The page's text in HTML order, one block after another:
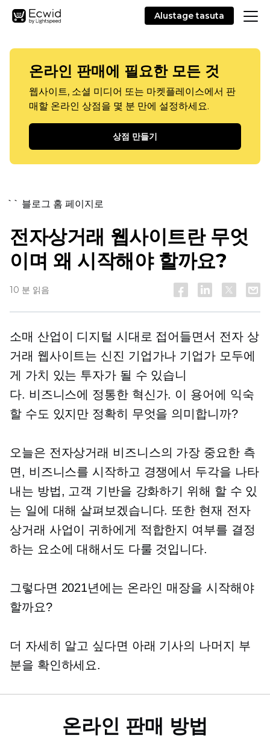
Alustage tasuta
온라인 판매에 필요한 모든 것
웹사이트, 소셜 미디어 또는 마켓플레이스에서 판
매할 온라인 상점을 몇 분 만에 설정하세요.
상점 만들기
`` 블로그 홈 페이지로
전자상거래 웹사이트란 무엇
이며 왜 시작해야 할까요?
10 분 읽음
소매 산업이 디지털 시대로 접어들면서 전자 상
거래 웹사이트는 신진 기업가나 기업가 모두에
게 가치 있는 투자가 될 수 있습니
다. 비즈니스에 정통한혁신가. 이 용어에 익숙
할 수도 있지만 정확히 무엇을 의미합니까?
오늘은 전자상거래 비즈니스의 가장 중요한 측
면, 비즈니스를 시작하고 경쟁에서 두각을 나타
내는 방법, 고객 기반을 강화하기 위해 할 수 있
는 일에 대해 살펴보겠습니다. 또한 현재 전자
상거래 사업이 귀하에게 적합한지 여부를 결정
하는 요소에 대해서도 다룰 것입니다.
그렇다면 2021년에는 온라인 매장을 시작해야
할까요?
더 자세히 알고 싶다면 아래 기사의 나머지 부
분을 확인하세요.
온라인 판매 방법